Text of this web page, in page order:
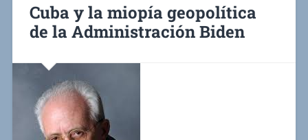
Cuba y la miopía geopolítica
de la Administración Biden